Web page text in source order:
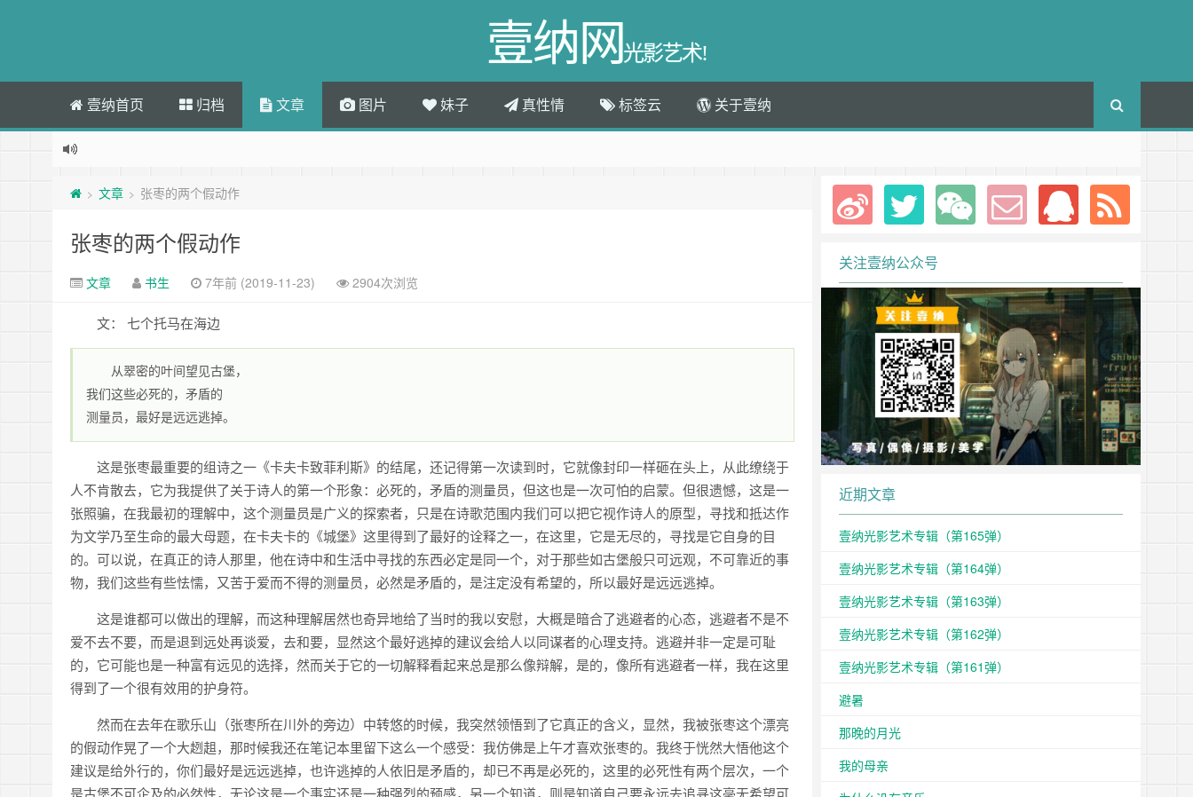
壹纳网光影艺术!
壹纳首页 归档 文章 图片 妹子 真性情 标签云 关于壹纳
> 文章 > 张枣的两个假动作
张枣的两个假动作
文章 书生 7年前 (2019-11-23) 2904次浏览
文： 七个托马在海边
从翠密的叶间望见古堡，
我们这些必死的，矛盾的
测量员，最好是远远逃掉。
这是张枣最重要的组诗之一《卡夫卡致菲利斯》的结尾，还记得第一次读到时，它就像封印一样砸在头上，从此缭绕于
人不肯散去，它为我提供了关于诗人的第一个形象：必死的，矛盾的测量员，但这也是一次可怕的启蒙。但很遗憾，这是一
张照骗，在我最初的理解中，这个测量员是广义的探索者，只是在诗歌范围内我们可以把它视作诗人的原型，寻找和抵达作
为文学乃至生命的最大母题，在卡夫卡的《城堡》这里得到了最好的诠释之一，在这里，它是无尽的，寻找是它自身的目
的。可以说，在真正的诗人那里，他在诗中和生活中寻找的东西必定是同一个，对于那些如古堡般只可远观，不可靠近的事
物，我们这些有些怯懦，又苦于爱而不得的测量员，必然是矛盾的，是注定没有希望的，所以最好是远远逃掉。
这是谁都可以做出的理解，而这种理解居然也奇异地给了当时的我以安慰，大概是暗合了逃避者的心态，逃避者不是不
爱不去不要，而是退到远处再谈爱，去和要，显然这个最好逃掉的建议会给人以同谋者的心理支持。逃避并非一定是可耻
的，它可能也是一种富有远见的选择，然而关于它的一切解释看起来总是那么像辩解，是的，像所有逃避者一样，我在这里
得到了一个很有效用的护身符。
然而在去年在歌乐山（张枣所在川外的旁边）中转悠的时候，我突然领悟到了它真正的含义，显然，我被张枣这个漂亮
的假动作晃了一个大趔趄，那时候我还在笔记本里留下这么一个感受：我仿佛是上午才喜欢张枣的。我终于恍然大悟他这个
建议是给外行的，你们最好是远远逃掉，也许逃掉的人依旧是矛盾的，却已不再是必死的，这里的必死性有两个层次，一个
是古堡不可企及的必然性，无论这是一个事实还是一种强烈的预感，另一个知道，则是知道自己要永远去追寻这毫无希望可
关注壹纳公众号
近期文章
壹纳光影艺术专辑（第165弹）
壹纳光影艺术专辑（第164弹）
壹纳光影艺术专辑（第163弹）
壹纳光影艺术专辑（第162弹）
壹纳光影艺术专辑（第161弹）
避暑
那晚的月光
我的母亲